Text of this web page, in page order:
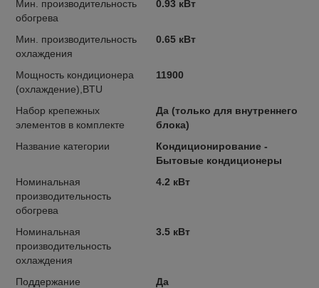
Мин. производительность
обогрева
0.93 кВт
Мин. производительность
охлаждения
0.65 кВт
Мощность кондиционера
(охлаждение),BTU
11900
Набор крепежных
элементов в комплекте
Да (только для внутреннего
блока)
Название категории
Кондиционирование -
Бытовые кондиционеры
Номинальная
производительность
обогрева
4.2 кВт
Номинальная
производительность
охлаждения
3.5 кВт
Поддержание
Да